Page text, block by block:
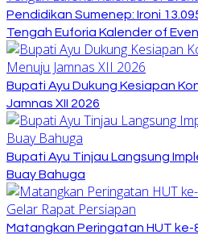
Pendidikan Sumenep: Ironi
Tengah Euforia Kalender of
Bupati Ayu Dukung Kesiapan
Jamnas XII 2026
Bupati Ayu Tinjau Langsung
Buay Bahuga
Matangkan Peringatan HUT ke-